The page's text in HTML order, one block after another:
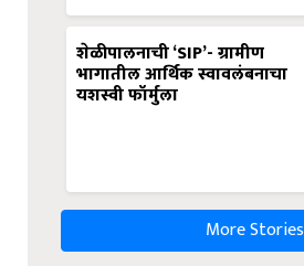
शेळीपालनाची ‘SIP’- ग्रामीण
भागातील आर्थिक स्वावलंबनाचा
यशस्वी फॉर्मुला
More Stories